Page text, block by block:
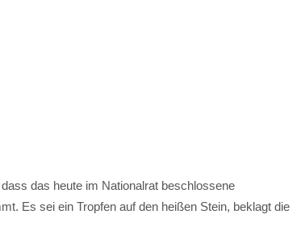
dass das heute im Nationalrat beschlossene
Es sei ein Tropfen auf den heißen Stein, beklagt die